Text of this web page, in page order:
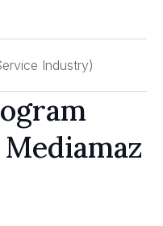
Industry)